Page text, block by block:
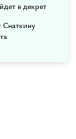
в декрет
Снаткину